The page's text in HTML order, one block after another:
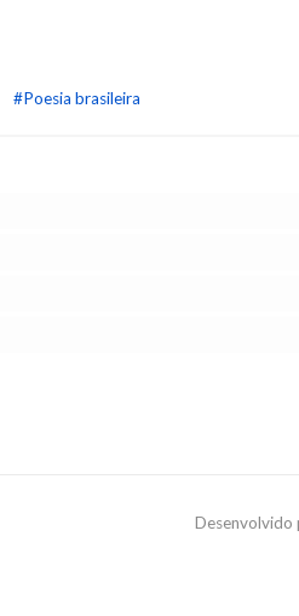
#Poesia brasileira
Desenvolvido